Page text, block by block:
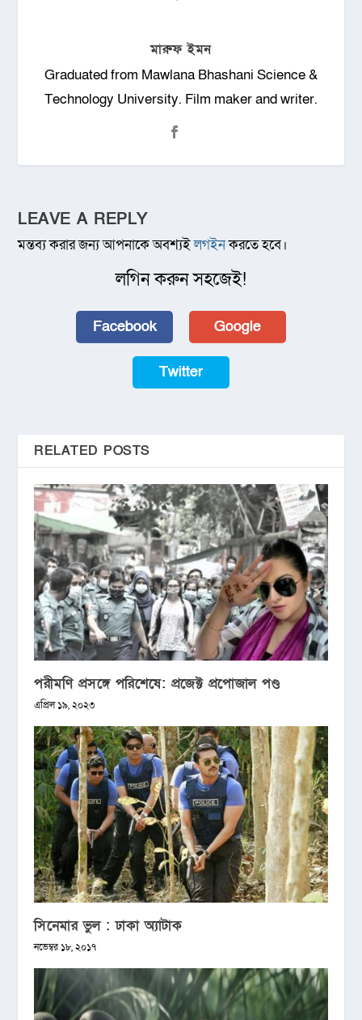
মারুফ ইমন
Graduated from Mawlana Bhashani Science &
Technology University. Film maker and writer.
LEAVE A REPLY
মন্তব্য করার জন্য আপনাকে অবশ্যইলগইনকরতে হবে।
লগিন করুন সহজেই!
Facebook Google
Twitter
RELATED POSTS
পরীমণি প্রসঙ্গে পরিশেষে: প্রজেক্ট প্রপোজাল পণ্ড
এপ্রিল ১৯, ২০২৩
সিনেমার ভুল : ঢাকা অ্যাটাক
নভেম্বর ১৮, ২০১৭